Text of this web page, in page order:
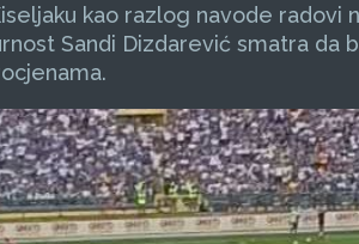
kao razlog navode radovi
Sandi Dizdarević smatra da